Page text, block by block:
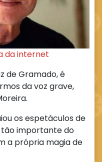
da internet
de Gramado, é
da voz grave,
os espetáculos de
importante do
a própria magia de